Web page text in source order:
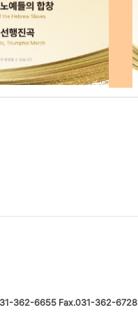
362-6655 Fax.031-362-6728